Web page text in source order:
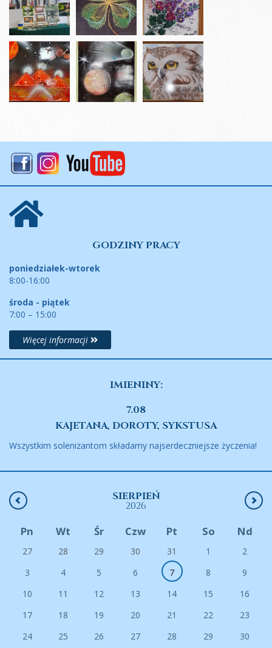
GODZINY PRACY
poniedziałek-wtorek
8:00-16:00
środa - piątek
7:00 – 15:00
Więcej informacji
IMIENINY:
7.08
KAJETANA, DOROTY, SYKSTUSA
Wszystkim solenizantom składamy najserdeczniejsze życzenia!
SIERPIEŃ
2026
Pn Wt Śr Czw Pt So Nd
27 28 29 30 31 1
2
3
4 5 6 7 8
9
10
11 12 13 14 15
16
17
18 19 20 21 22
23
24
25 26 27 28 29
30